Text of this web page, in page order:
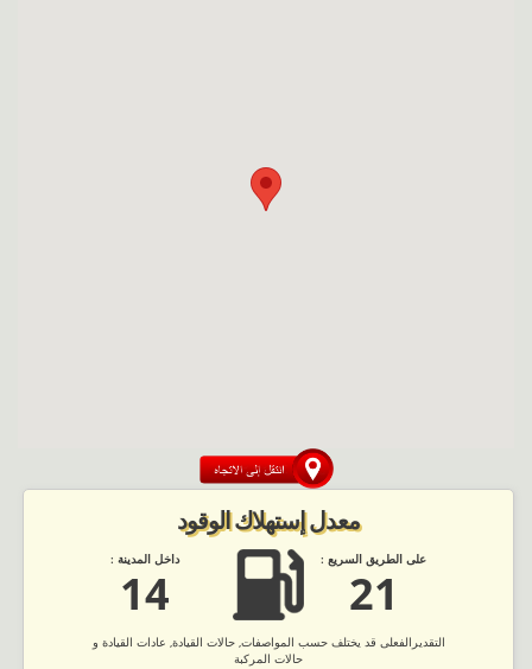
معدل إستهلاك الوقود
داخل المدينة :
14
على الطريق السريع :
21
التقديرالفعلى قد يختلف حسب المواصفات, حالات القيادة, عادات القيادة و
حالات المركبة